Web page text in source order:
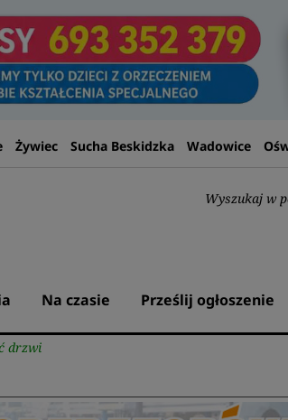
Żywiec Sucha Beskidzka Wadowice
Na czasie Prześlij ogłoszenie
drzwi